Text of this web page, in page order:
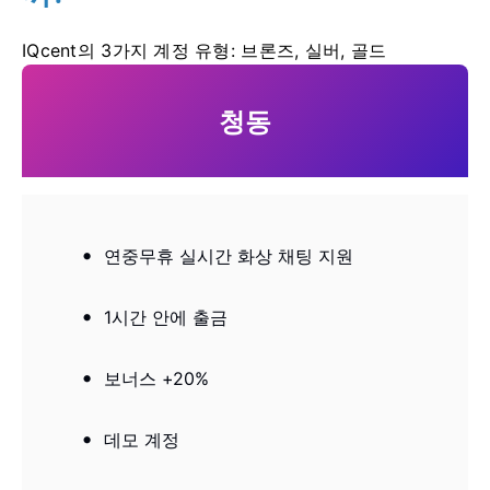
IQcent의 3가지 계정 유형: 브론즈, 실버, 골드
청동
연중무휴 실시간 화상 채팅 지원
1시간 안에 출금
보너스 +20%
데모 계정